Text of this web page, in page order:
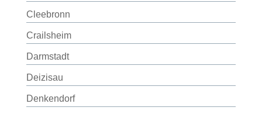
Cleebronn
Crailsheim
Darmstadt
Deizisau
Denkendorf